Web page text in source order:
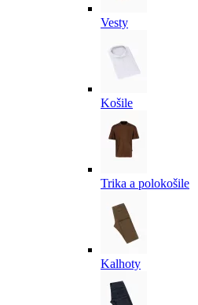
Vesty
Košile
Trika a polokošile
Kalhoty